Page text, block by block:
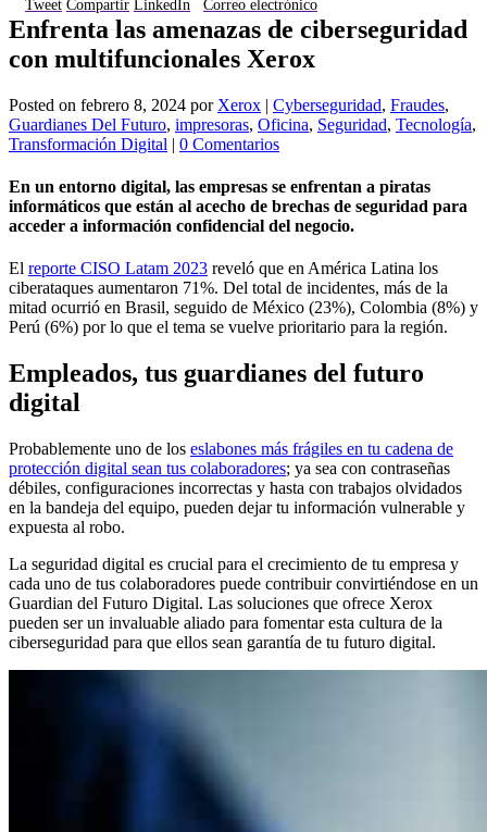
Tweet Compartir LinkedIn Correo electrónico
Enfrenta las amenazas de ciberseguridad
con multifuncionales Xerox
Posted on febrero 8, 2024 por Xerox | Cyberseguridad, Fraudes,
Guardianes Del Futuro, impresoras, Oficina, Seguridad, Tecnología,
Transformación Digital | 0 Comentarios
En un entorno digital, las empresas se enfrentan a piratas
informáticos que están al acecho de brechas de seguridad para
acceder a información confidencial del negocio.
El reporte CISO Latam 2023 reveló que en América Latina los
ciberataques aumentaron 71%. Del total de incidentes, más de la
mitad ocurrió en Brasil, seguido de México (23%), Colombia (8%) y
Perú (6%) por lo que el tema se vuelve prioritario para la región.
Empleados, tus guardianes del futuro
digital
Probablemente uno de los eslabones más frágiles en tu cadena de
protección digital sean tus colaboradores; ya sea con contraseñas
débiles, configuraciones incorrectas y hasta con trabajos olvidados
en la bandeja del equipo, pueden dejar tu información vulnerable y
expuesta al robo.
La seguridad digital es crucial para el crecimiento de tu empresa y
cada uno de tus colaboradores puede contribuir convirtiéndose en un
Guardian del Futuro Digital. Las soluciones que ofrece Xerox
pueden ser un invaluable aliado para fomentar esta cultura de la
ciberseguridad para que ellos sean garantía de tu futuro digital.